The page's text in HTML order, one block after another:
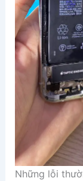
Những lỗi